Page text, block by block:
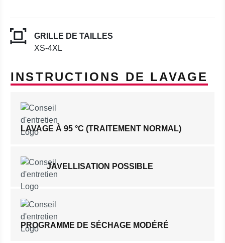
GRILLE DE TAILLES
XS-4XL
INSTRUCTIONS DE LAVAGE
LAVAGE À 95 °C (TRAITEMENT NORMAL)
JAVELLISATION POSSIBLE
PROGRAMME DE SÉCHAGE MODÉRÉ